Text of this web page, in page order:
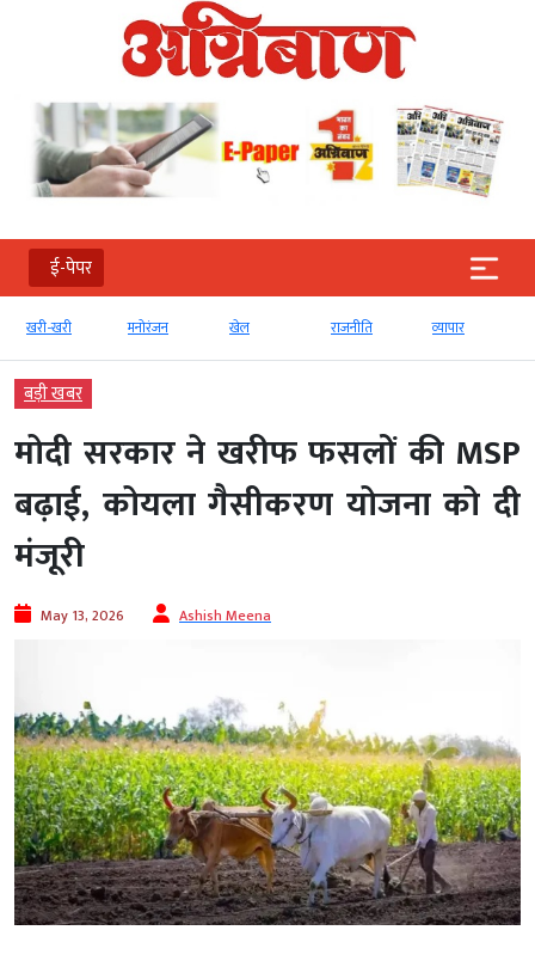
ई-पेपर
खरी-खरी मनोरंजन खेल राजनीति व्‍यापार
बड़ी खबर
मोदी सरकार ने खरीफ फसलों की MSP
बढ़ाई, कोयला गैसीकरण योजना को दी
मंजूरी
May 13, 2026 Ashish Meena